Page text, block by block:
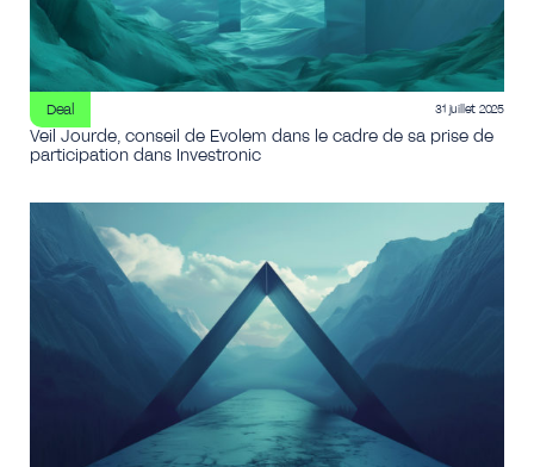
Deal 31 juillet 2025
Veil Jourde, conseil de Evolem dans le cadre de sa prise de
participation dans Investronic